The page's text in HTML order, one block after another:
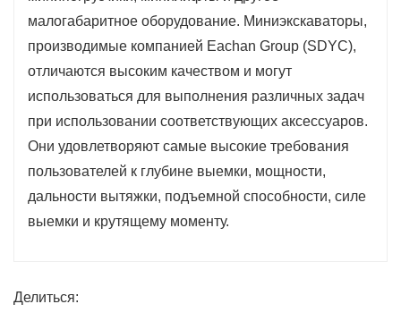
малогабаритное оборудование. Миниэкскаваторы,
производимые компанией Eachan Group (SDYC),
отличаются высоким качеством и могут
использоваться для выполнения различных задач
при использовании соответствующих аксессуаров.
Они удовлетворяют самые высокие требования
пользователей к глубине выемки, мощности,
дальности вытяжки, подъемной способности, силе
выемки и крутящему моменту.
Делиться: